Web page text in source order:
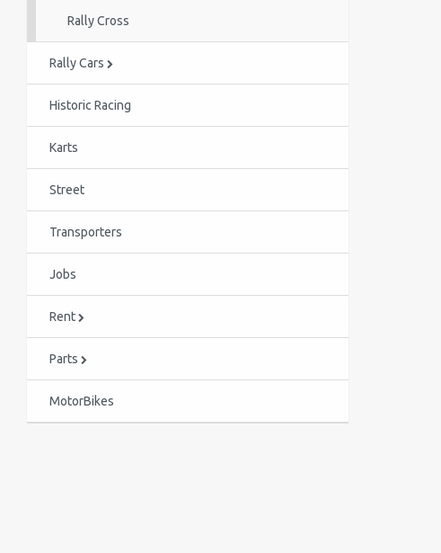
Rally Cross
Rally Cars
Historic Racing
Karts
Street
Transporters
Jobs
Rent
Parts
MotorBikes